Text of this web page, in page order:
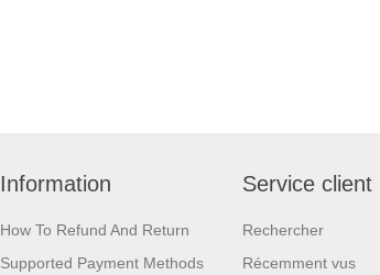
Information
How To Refund And Return
Supported Payment Methods
Service client
Rechercher
Récemment vus